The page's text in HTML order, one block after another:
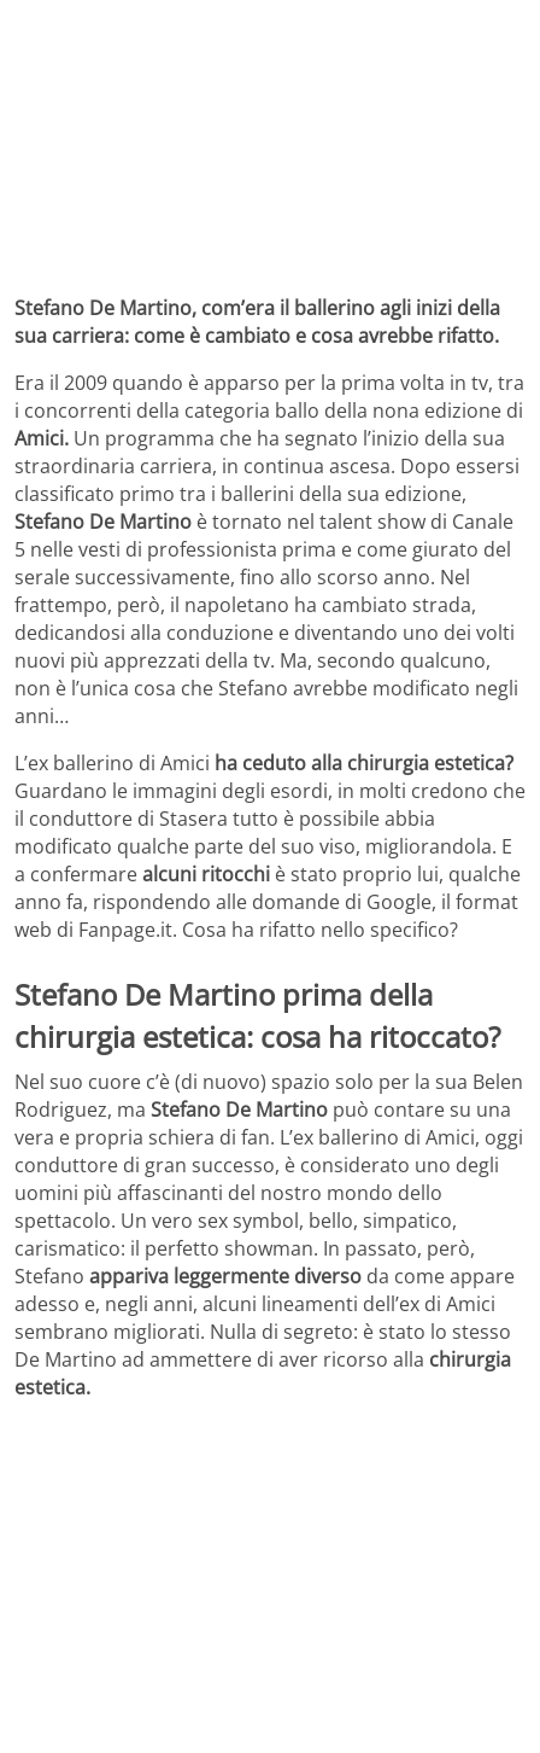
Stefano De Martino, com’era il ballerino agli inizi della
sua carriera: come è cambiato e cosa avrebbe rifatto.
Era il 2009 quando è apparso per la prima volta in tv, tra
i concorrenti della categoria ballo della nona edizione di
Amici. Un programma che ha segnato l’inizio della sua
straordinaria carriera, in continua ascesa. Dopo essersi
classificato primo tra i ballerini della sua edizione,
Stefano De Martino è tornato nel talent show di Canale
5 nelle vesti di professionista prima e come giurato del
serale successivamente, fino allo scorso anno. Nel
frattempo, però, il napoletano ha cambiato strada,
dedicandosi alla conduzione e diventando uno dei volti
nuovi più apprezzati della tv. Ma, secondo qualcuno,
non è l’unica cosa che Stefano avrebbe modificato negli
anni…
L’ex ballerino di Amici ha ceduto alla chirurgia estetica?
Guardano le immagini degli esordi, in molti credono che
il conduttore di Stasera tutto è possibile abbia
modificato qualche parte del suo viso, migliorandola. E
a confermarealcuni ritocchi è stato proprio lui, qualche
anno fa, rispondendo alle domande di Google, il format
web di Fanpage.it. Cosa ha rifatto nello specifico?
Stefano De Martino prima della
chirurgia estetica: cosa ha ritoccato?
Nel suo cuore c’è (di nuovo) spazio solo per la sua Belen
Rodriguez, ma Stefano De Martino può contare su una
vera e propria schiera di fan. L’ex ballerino di Amici, oggi
conduttore di gran successo, è considerato uno degli
uomini più affascinanti del nostro mondo dello
spettacolo. Un vero sex symbol, bello, simpatico,
carismatico: il perfetto showman. In passato, però,
Stefano appariva leggermente diverso da come appare
adesso e, negli anni, alcuni lineamenti dell’ex di Amici
sembrano migliorati. Nulla di segreto: è stato lo stesso
De Martino ad ammettere di aver ricorso alla chirurgia
estetica.